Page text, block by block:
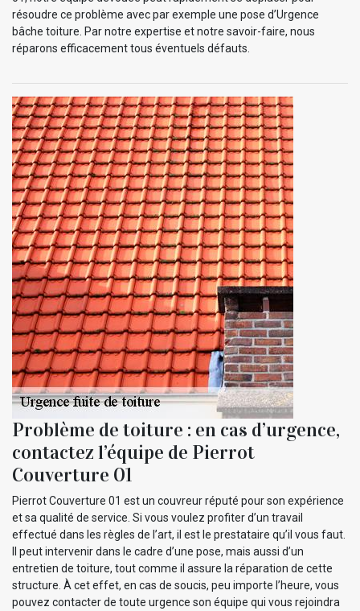
résoudre ce problème avec par exemple une pose d’Urgence
bâche toiture. Par notre expertise et notre savoir-faire, nous
réparons efficacement tous éventuels défauts.
Problème de toiture : en cas d’urgence,
contactez l’équipe de Pierrot
Couverture 01
Pierrot Couverture 01 est un couvreur réputé pour son expérience
et sa qualité de service. Si vous voulez profiter d’un travail
effectué dans les règles de l’art, il est le prestataire qu’il vous faut.
Il peut intervenir dans le cadre d’une pose, mais aussi d’un
entretien de toiture, tout comme il assure la réparation de cette
structure. À cet effet, en cas de soucis, peu importe l’heure, vous
pouvez contacter de toute urgence son équipe qui vous rejoindra